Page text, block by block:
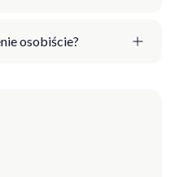
osobiście?